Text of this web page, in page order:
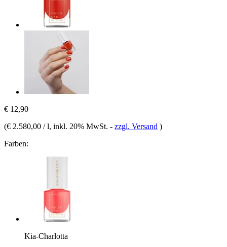
€ 12,90
(€ 2.580,00 / l, inkl. 20% MwSt. - zzgl. Versand )
Farben:
Kia-Charlotta